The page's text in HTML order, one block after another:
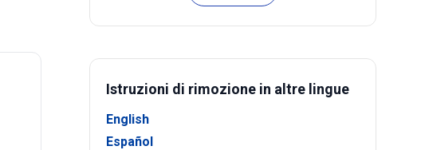
Istruzioni di rimozione in altre lingue
English
Español